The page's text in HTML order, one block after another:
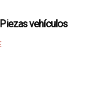
vehículos